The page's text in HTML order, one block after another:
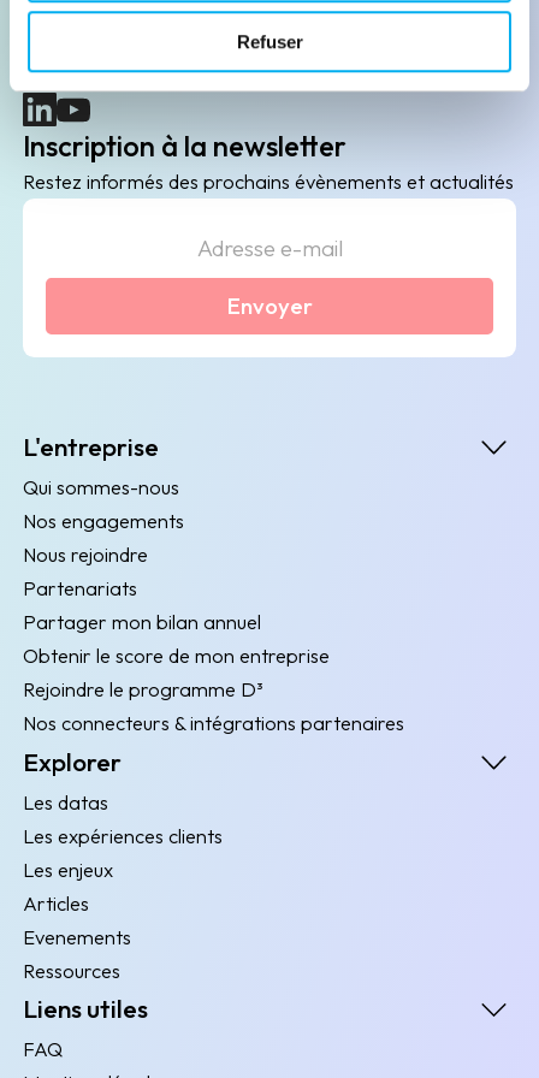
Refuser
B2B de data marketing, gestion des risques
client/fournisseur et conformité.
(nouvelle fenêtre)
(nouvelle fenêtre)
Inscription à la newsletter
Restez informés des prochains évènements et actualités
Envoyer
L'entreprise
Qui sommes-nous
Nos engagements
Nous rejoindre
Partenariats
Partager mon bilan annuel
Obtenir le score de mon entreprise
Rejoindre le programme D³
Nos connecteurs & intégrations partenaires
Explorer
Les datas
Les expériences clients
Les enjeux
Articles
Evenements
Ressources
Liens utiles
FAQ